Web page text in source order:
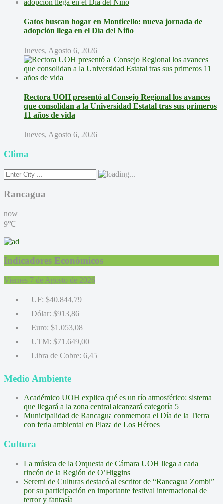
Gatos buscan hogar en Monticello: nueva jornada de
adopción llega en el Día del Niño
Jueves, Agosto 6, 2026
Rectora UOH presentó al Consejo Regional los avances
que consolidan a la Universidad Estatal tras sus primeros
11 años de vida
Jueves, Agosto 6, 2026
Clima
Rancagua
now
9℃
Indicadores Económicos
Viernes 7 de Agosto de 2026
UF: $40.844,79
Dólar: $913,86
Euro: $1.053,08
UTM: $71.649,00
Libra de Cobre: 6,45
Medio Ambiente
Académico UOH explica qué es un río atmosférico: sistema
que llegará a la zona central alcanzará categoría 5
Municipalidad de Rancagua conmemora el Día de la Tierra
con feria ambiental en Plaza de Los Héroes
Cultura
La música de la Orquesta de Cámara UOH llega a cada
rincón de la Región de O’Higgins
Seremi de Culturas destacó al escritor de “Rancagua Zombi”
por su participación en importante festival internacional de
terror y fantasía